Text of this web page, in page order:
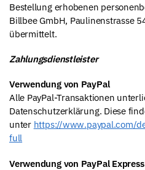
Bestellung erhobenen
Billbee GmbH, Paulinenstrasse
übermittelt.
Zahlungsdienstleister
Verwendung von PayPal
Alle PayPal-Transaktionen
Datenschutzerklärung. Diese
unter https://www.paypal.com/
full
Verwendung von PayPal Express